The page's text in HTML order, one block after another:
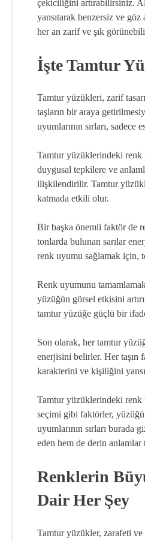
çekiciliğini artırabilirsiniz.
yansıtarak benzersiz ve
her an zarif ve şık
İşte Tamtur
Tamtur yüzükleri, zarif
taşların bir araya
uyumlarının sırları, sadece
Tamtur yüzüklerindeki renk
duygusal tepkilere ve
ilişkilendirilir. Tamtur
katmada etkili olur.
Bir başka önemli faktör de
tonlarda bulunan sarılar
renk uyumu sağlamak için,
Renk uyumunu
yüzüğün görsel etkisini
tamtur yüzüğe güçlü bir
Son olarak, her tamtur
enerjisini belirler. Her taşın
karakterini ve kişiliğini
Tamtur yüzüklerindeki renk
seçimi gibi faktörler,
uyumlarının sırları
eden hem de derin anlamlar
Renklerin
Dair Her Şey
Tamtur yüzükler, zarafeti ve